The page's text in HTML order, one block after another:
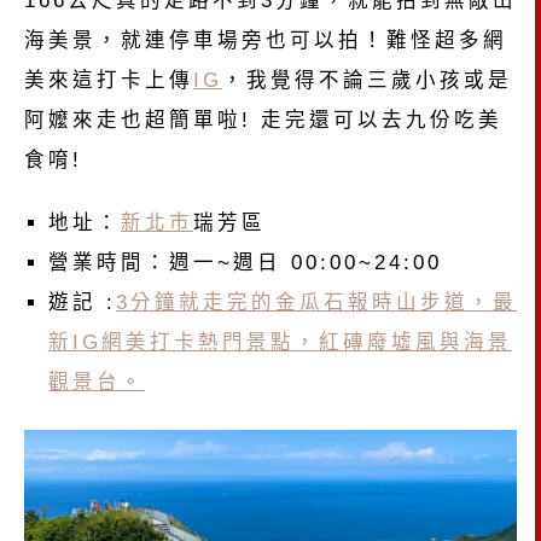
海美景，就連停車場旁也可以拍！難怪超多網
美來這打卡上傳 IG ，我覺得不論三歲小孩或是
阿嬤來走也超簡單啦! 走完還可以去九份吃美
食唷!
地址： 新北市 瑞芳區
營業時間：週一~週日 00:00~24:00
遊記 : 3分鐘就走完的金瓜石報時山步道，最
新IG網美打卡熱門景點，紅磚廢墟風與海景
觀景台。